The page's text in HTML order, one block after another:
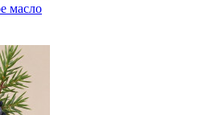
масло